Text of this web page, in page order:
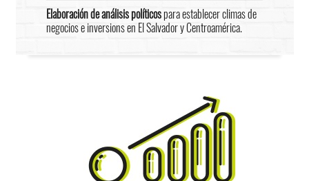
Elaboración de análisis políticospara establecer climas de
negocios e inversions en El Salvador y Centroamérica.